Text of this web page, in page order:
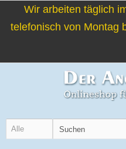
Wir arbeiten täglich
telefonisch von Montag